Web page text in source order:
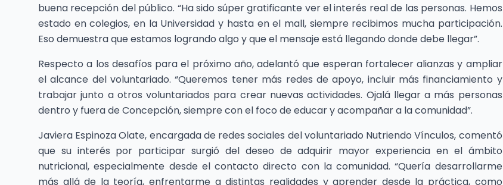
buena recepción del público. “Ha sido súper gratificante ver el interés real de las personas. Hemos
estado en colegios, en la Universidad y hasta en el mall, siempre recibimos mucha participación.
Eso demuestra que estamos logrando algo y que el mensaje está llegando donde debe llegar”.
Respecto a los desafíos para el próximo año, adelantó que esperan fortalecer alianzas y ampliar
el alcance del voluntariado. “Queremos tener más redes de apoyo, incluir más financiamiento y
trabajar junto a otros voluntariados para crear nuevas actividades. Ojalá llegar a más personas
dentro y fuera de Concepción, siempre con el foco de educar y acompañar a la comunidad”.
Javiera Espinoza Olate, encargada de redes sociales del voluntariado Nutriendo Vínculos, comentó
que su interés por participar surgió del deseo de adquirir mayor experiencia en el ámbito
nutricional, especialmente desde el contacto directo con la comunidad. “Quería desarrollarme
más allá de la teoría, enfrentarme a distintas realidades y aprender desde la práctica, como